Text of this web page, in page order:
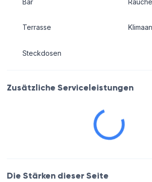
Terrasse
Steckdosen
Zusätzliche Serviceleistungen
Die Stärken dieser Seite